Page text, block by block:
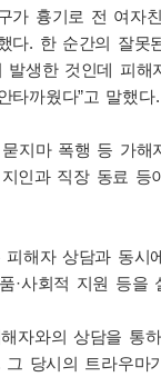
가 흉기로 전 여자
다. 한 순간의 잘못
생한 것인데 피해
타까웠다”고 말했다.
지마 폭행 등 가해
인과 직장 동료 등
피해자 상담과 동시
품·사회적 지원 등을
자와의 상담을 통
그 당시의 트라우마